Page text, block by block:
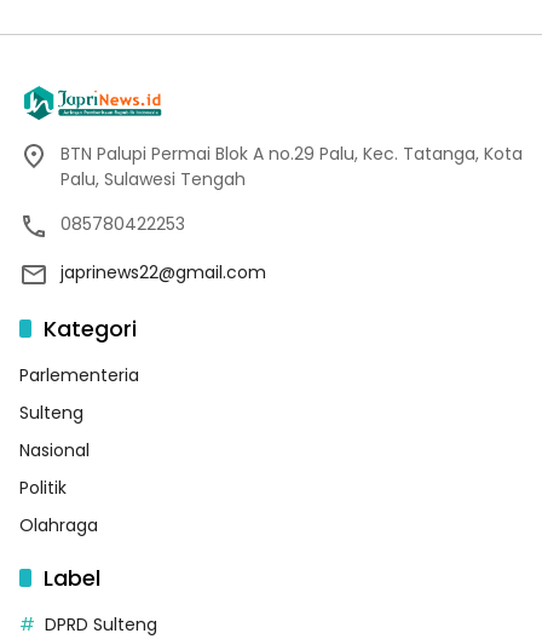
BTN Palupi Permai Blok A no.29 Palu, Kec. Tatanga, Kota
Palu, Sulawesi Tengah
085780422253
japrinews22@gmail.com
Kategori
Parlementeria
Sulteng
Nasional
Politik
Olahraga
Label
DPRD Sulteng